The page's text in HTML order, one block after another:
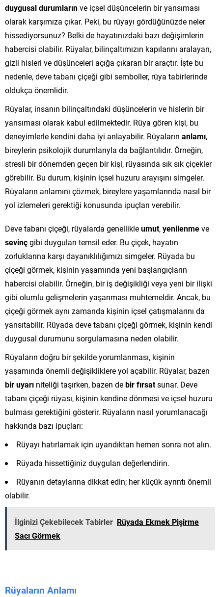
duygusal durumlarınve içsel düşüncelerin bir yansıması
olarak karşımıza çıkar. Peki, bu rüyayı gördüğünüzde neler
hissediyorsunuz? Belki de hayatınızdaki bazı değişimlerin
habercisi olabilir. Rüyalar, bilinçaltımızın kapılarını aralayan,
gizli hisleri ve düşünceleri açığa çıkaran bir araçtır. İşte bu
nedenle, deve tabanı çiçeği gibi semboller, rüya tabirlerinde
oldukça önemlidir.
Rüyalar, insanın bilinçaltındaki düşüncelerin ve hislerin bir
yansıması olarak kabul edilmektedir. Rüya gören kişi, bu
deneyimlerle kendini daha iyi anlayabilir. Rüyaların anlamı,
bireylerin psikolojik durumlarıyla da bağlantılıdır. Örneğin,
stresli bir dönemden geçen bir kişi, rüyasında sık sık çiçekler
görebilir. Bu durum, kişinin içsel huzuru arayışını simgeler.
Rüyaların anlamını çözmek, bireylere yaşamlarında nasıl bir
yol izlemeleri gerektiği konusunda ipuçları verebilir.
Deve tabanı çiçeği, rüyalarda genellikleumut,yenilenmeve
sevinçgibi duyguları temsil eder. Bu çiçek, hayatın
zorluklarına karşı dayanıklılığımızı simgeler. Rüyada bu
çiçeği görmek, kişinin yaşamında yeni başlangıçların
habercisi olabilir. Örneğin, bir iş değişikliği veya yeni bir ilişki
gibi olumlu gelişmelerin yaşanması muhtemeldir. Ancak, bu
çiçeği görmek aynı zamanda kişinin içsel çatışmalarını da
yansıtabilir. Rüyada deve tabanı çiçeği görmek, kişinin kendi
duygusal durumunu sorgulamasına neden olabilir.
Rüyaların doğru bir şekilde yorumlanması, kişinin
yaşamında önemli değişikliklere yol açabilir. Rüyalar, bazen
bir uyarı niteliği taşırken, bazen debir fırsatsunar. Deve
tabanı çiçeği rüyası, kişinin kendine dönmesi ve içsel huzuru
bulması gerektiğini gösterir. Rüyaların nasıl yorumlanacağı
hakkında bazı ipuçları:
Rüyayı hatırlamak için uyandıktan hemen sonra not alın.
Rüyada hissettiğiniz duyguları değerlendirin.
Rüyanın detaylarına dikkat edin; her küçük ayrıntı önemli
olabilir.
İlginizi Çekebilecek Tabirler Rüyada Ekmek Pişirme
Sacı Görmek
Rüyaların Anlamı